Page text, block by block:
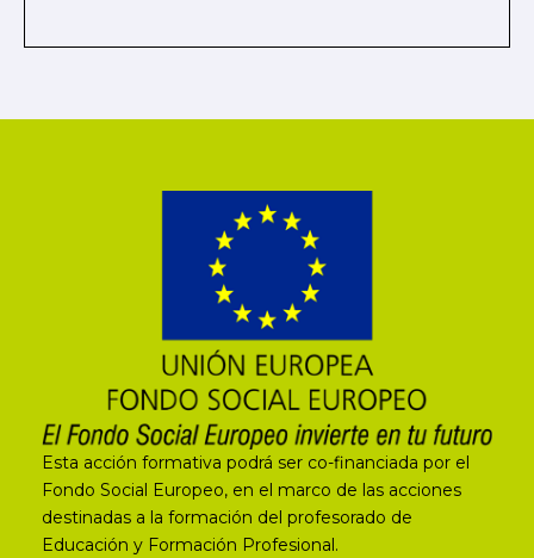
Esta acción formativa podrá ser co-financiada por el
Fondo Social Europeo, en el marco de las acciones
destinadas a la formación del profesorado de
Educación y Formación Profesional.